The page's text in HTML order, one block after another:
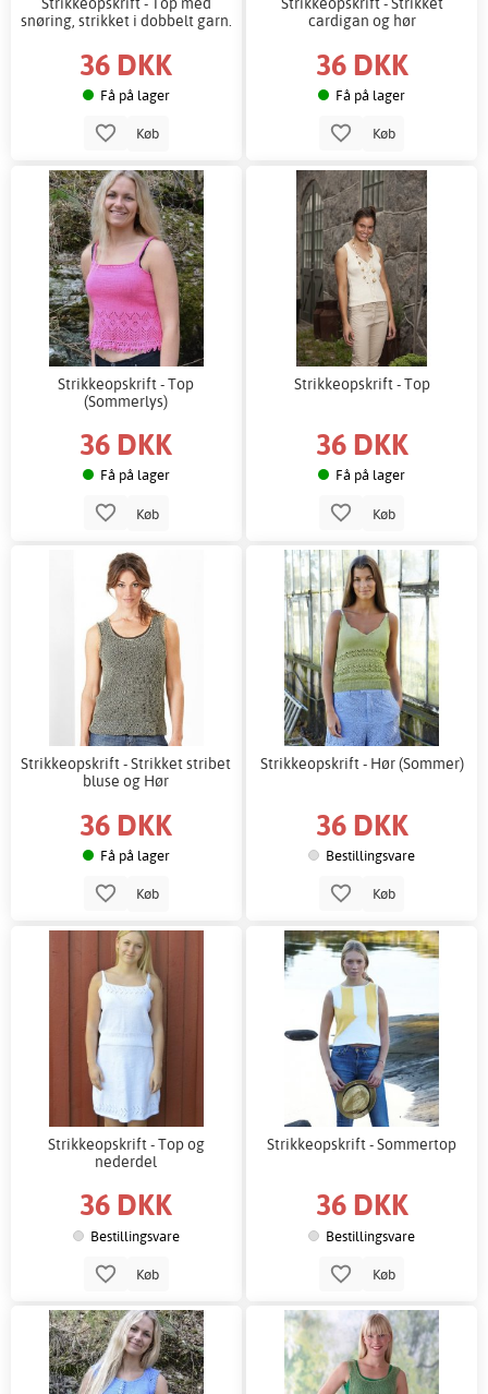
snøring, strikket i dobbelt garn.
36 DKK
Få på lager
Køb
cardigan og hør
36 DKK
Få på lager
Køb
Strikkeopskrift - Top
(Sommerlys)
36 DKK
Få på lager
Køb
Strikkeopskrift - Top
36 DKK
Få på lager
Køb
Strikkeopskrift - Strikket stribet
bluse og Hør
36 DKK
Få på lager
Køb
Strikkeopskrift - Hør (Sommer)
36 DKK
Bestillingsvare
Køb
Strikkeopskrift - Top og
nederdel
36 DKK
Bestillingsvare
Køb
Strikkeopskrift - Sommertop
36 DKK
Bestillingsvare
Køb